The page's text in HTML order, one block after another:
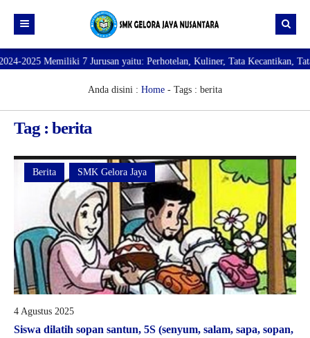
Beranda
PROFILE SEKOLAH
VISI dan MISI
TUJUAN
SARANA PRASARANA
Direktori
DATA SISWA
DATA GURU
JURUSAN
Galeri
7 Jurusan yaitu: Perhotelan, Kuliner, Tata Kecantikan, Tata Busana,
Anda disini : Home - Tags : berita
Tag : berita
Berita SMK Gelora Jaya
4 Agustus 2025
Siswa dilatih sopan santun, 5S (senyum, salam, sapa, sopan,